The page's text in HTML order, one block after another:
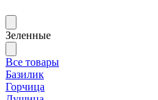
Зеленные
Все товары
Базилик
Горчица